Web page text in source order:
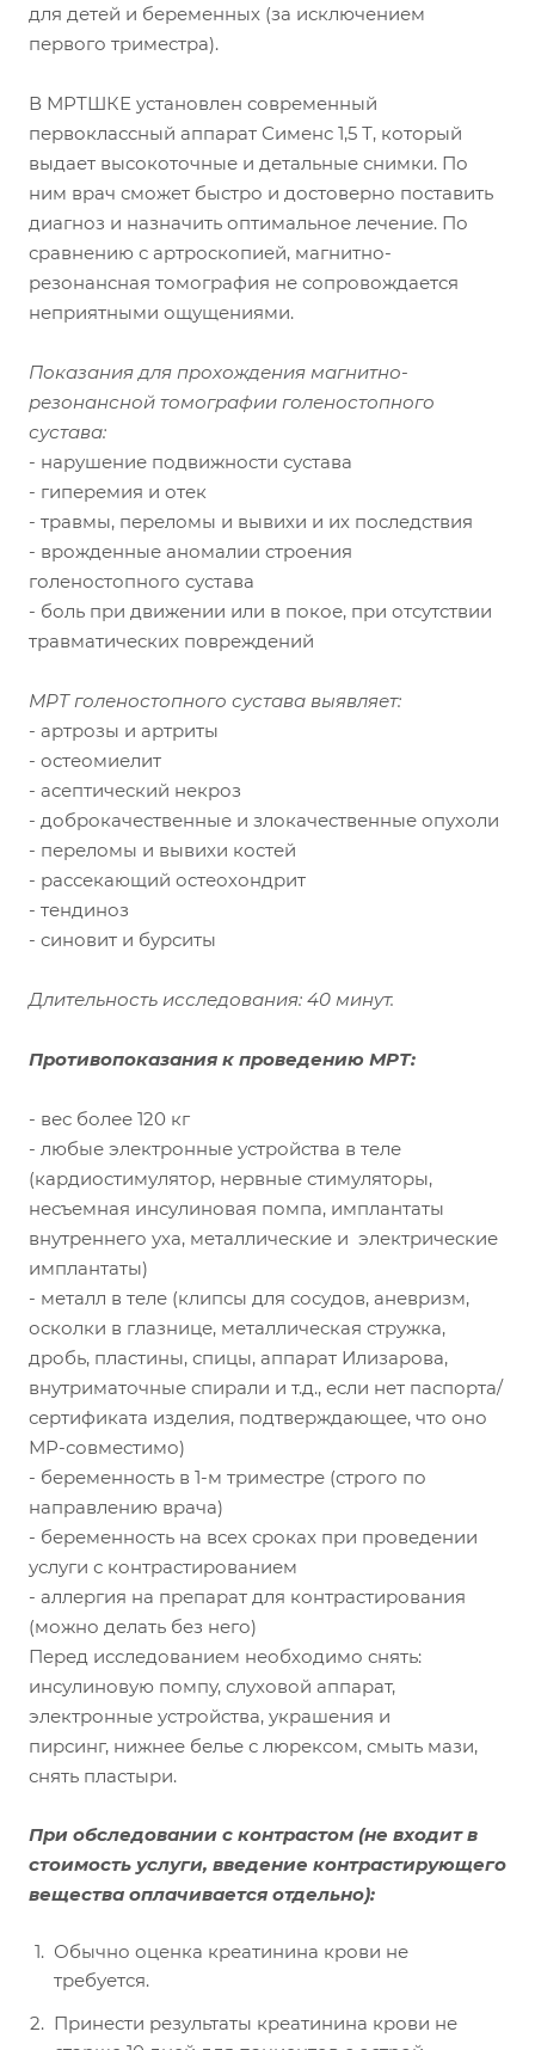
для детей и беременных (за исключением
первого триместра).
В МРТШКЕ установлен современный
первоклассный аппарат Сименс 1,5 Т, который
выдает высокоточные и детальные снимки. По
ним врач сможет быстро и достоверно поставить
диагноз и назначить оптимальное лечение. По
сравнению с артроскопией, магнитно-
резонансная томография не сопровождается
неприятными ощущениями.
Показания для прохождения магнитно-
резонансной томографии голеностопного
сустава:
- нарушение подвижности сустава
- гиперемия и отек
- травмы, переломы и вывихи и их последствия
- врожденные аномалии строения
голеностопного сустава
- боль при движении или в покое, при отсутствии
травматических повреждений
МРТ голеностопного сустава выявляет:
- артрозы и артриты
- остеомиелит
- асептический некроз
- доброкачественные и злокачественные опухоли
- переломы и вывихи костей
- рассекающий остеохондрит
- тендиноз
- синовит и бурситы
Длительность исследования: 40 минут.
Противопоказания к проведению МРТ:
- вес более 120 кг
- любые электронные устройства в теле
(кардиостимулятор, нервные стимуляторы,
несъемная инсулиновая помпа, имплантаты
внутреннего уха, металлические и электрические
имплантаты)
- металл в теле (клипсы для сосудов, аневризм,
осколки в глазнице, металлическая стружка,
дробь, пластины, спицы, аппарат Илизарова,
внутриматочные спирали и т.д., если нет паспорта/
сертификата изделия, подтверждающее, что оно
МР-совместимо)
- беременность в 1-м триместре (строго по
направлению врача)
- беременность на всех сроках при проведении
услуги с контрастированием
- аллергия на препарат для контрастирования
(можно делать без него)
Перед исследованием необходимо снять:
инсулиновую помпу, слуховой аппарат,
электронные устройства, украшения и
пирсинг, нижнее белье с люрексом, смыть мази,
снять пластыри.
При обследовании с контрастом (не входит в
стоимость услуги, введение контрастирующего
вещества оплачивается отдельно):
Обычно оценка креатинина крови не
требуется.
Принести результаты креатинина крови не